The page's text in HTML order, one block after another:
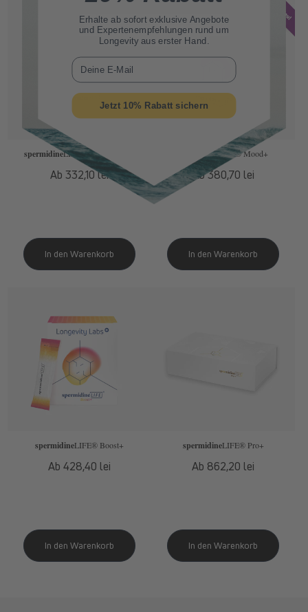
spermidineLIFE® Original 365+
Normaler
Ab 332,10 lei
spermidineLIFE® Mood+
Normaler
Ab 380,70 lei
spermidineLIFE® Boost+
Normaler
Ab 428,40 lei
spermidineLIFE® Pro+
Normaler
Ab 862,20 lei
Erhalte ab sofortexklusive Angebote
und Expertenempfehlungen rund um
Longevity aus erster Hand.
E-Mail
Jetzt 10% Rabatt sichern